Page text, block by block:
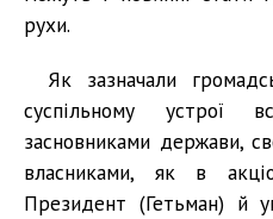
рухи.
Як зазначали
суспільному устрої
засновниками держави,
власниками, як в
Президент (Гетьман) й